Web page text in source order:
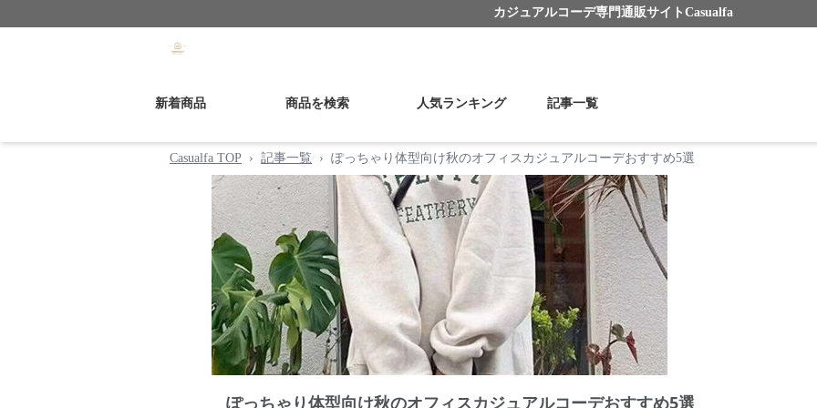
カジュアルコーデ専門通販サイト Casualfa
新着商品 商品を検索 人気ランキング 記事一覧
Casualfa TOP › 記事一覧 › ぽっちゃり体型向け秋のオフィスカジュアルコーデおすすめ5選
ぽっちゃり体型向け秋のオフィスカジュアルコーデおすすめ5選